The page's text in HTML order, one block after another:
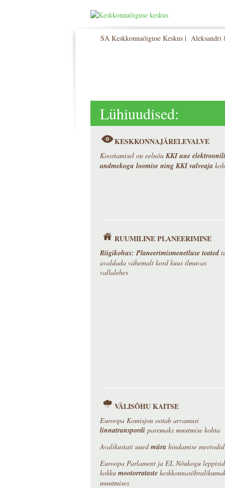
SA Keskkonnaõiguse Keskus |
Lühiuudised:
KESKKONNAJÄRELEVALVE
Koostamisel on eelnõu KKI uue
andmekogu loomise ning KKI valveaja
RUUMILINE PLANEERIMINE
Riigikohus: Planeerimismenetluse teated
avaldada vähemalt kord kuus ilmuvas
vallalehes
VÄLISÕHU KAITSE
Euroopa Komisjon ootab arvamusi
linnatranspordiparemaks muutmise kohta
Avalikustati uuedmüra hindamise meetodid
Euroopa Parlament ja EL Nõukogu leppisid
kokku mootorrataste
muutmises